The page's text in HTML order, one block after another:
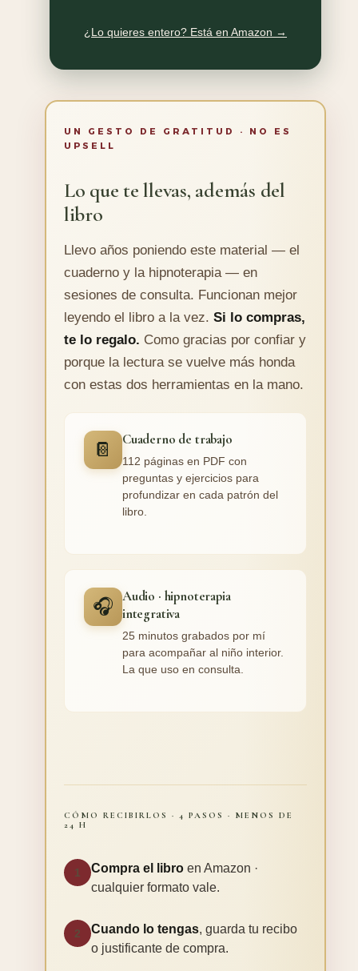
¿Lo quieres entero? Está en Amazon →
UN GESTO DE GRATITUD · NO ES
UPSELL
Lo que te llevas, además del
libro
Llevo años poniendo este material — el
cuaderno y la hipnoterapia — en
sesiones de consulta. Funcionan mejor
leyendo el libro a la vez. Si lo compras,
te lo regalo. Como gracias por confiar y
porque la lectura se vuelve más honda
con estas dos herramientas en la mano.
📔 Cuaderno de trabajo
112 páginas en PDF con
preguntas y ejercicios para
profundizar en cada patrón del
libro.
🎧 Audio · hipnoterapia
integrativa
25 minutos grabados por mí
para acompañar al niño interior.
La que uso en consulta.
CÓMO RECIBIRLOS · 4 PASOS · MENOS DE
24 H
1 Compra el libro en Amazon ·
cualquier formato vale.
2 Cuando lo tengas, guarda tu recibo
o justificante de compra.